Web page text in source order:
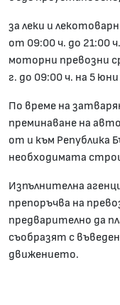
за леки и
от 09:00 ч. до 21:00
моторни превозни
г. до 09:00 ч. на 5
По време на
преминаване на
от и към Република
необходимата
Изпълнителна
препоръчва на
предварително да
съобразят с
движението.